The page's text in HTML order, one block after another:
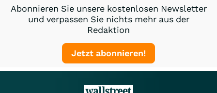
Abonnieren Sie unsere kostenlosen Newsletter
und verpassen Sie nichts mehr aus der
Redaktion
Jetzt abonnieren!